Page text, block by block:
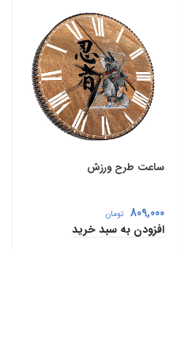
ساعت طرح ورزش
809,000 تومان
افزودن به سبد خرید